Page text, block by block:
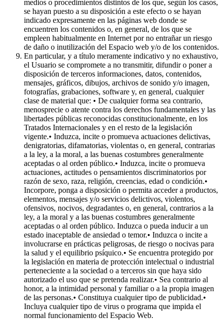
medios o procedimientos distintos de los que, según los casos,
se hayan puesto a su disposición a este efecto o se hayan
indicado expresamente en las páginas web donde se
encuentren los contenidos o, en general, de los que se
empleen habitualmente en Internet por no entrañar un riesgo
de daño o inutilización del Espacio web y/o de los contenidos.
En particular, y a título meramente indicativo y no exhaustivo,
el Usuario se compromete a no transmitir, difundir o poner a
disposición de terceros informaciones, datos, contenidos,
mensajes, gráficos, dibujos, archivos de sonido y/o imagen,
fotografías, grabaciones, software y, en general, cualquier
clase de material que: • De cualquier forma sea contrario,
menosprecie o atente contra los derechos fundamentales y las
libertades públicas reconocidas constitucionalmente, en los
Tratados Internacionales y en el resto de la legislación
vigente.• Induzca, incite o promueva actuaciones delictivas,
denigratorias, difamatorias, violentas o, en general, contrarias
a la ley, a la moral, a las buenas costumbres generalmente
aceptadas o al orden público.• Induzca, incite o promueva
actuaciones, actitudes o pensamientos discriminatorios por
razón de sexo, raza, religión, creencias, edad o condición.•
Incorpore, ponga a disposición o permita acceder a productos,
elementos, mensajes y/o servicios delictivos, violentos,
ofensivos, nocivos, degradantes o, en general, contrarios a la
ley, a la moral y a las buenas costumbres generalmente
aceptadas o al orden público. Induzca o pueda inducir a un
estado inaceptable de ansiedad o temor.• Induzca o incite a
involucrarse en prácticas peligrosas, de riesgo o nocivas para
la salud y el equilibrio psíquico.• Se encuentra protegido por
la legislación en materia de protección intelectual o industrial
perteneciente a la sociedad o a terceros sin que haya sido
autorizado el uso que se pretenda realizar.• Sea contrario al
honor, a la intimidad personal y familiar o a la propia imagen
de las personas.• Constituya cualquier tipo de publicidad.•
Incluya cualquier tipo de virus o programa que impida el
normal funcionamiento del Espacio Web.